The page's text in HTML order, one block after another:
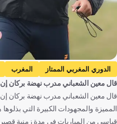
الدوري المغربي الممتاز المغرب
الفتح الرباطي
معين الشعباني
قال معين الشعباني مدرب نهضة بركان إن
قال معين الشعباني مدرب نهضة بركان إن
المميزة والمجهودات الكبيرة التي
قياسي من المباريات في مدة زمنية